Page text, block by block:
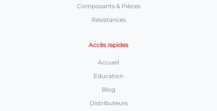
Composants & Pièces
Résistances
Accès rapides
Accueil
Education
Blog
Distributeurs